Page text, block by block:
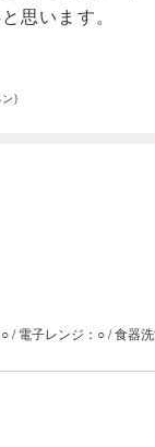
思います。
)
/ 電子レンジ：○ / 食器